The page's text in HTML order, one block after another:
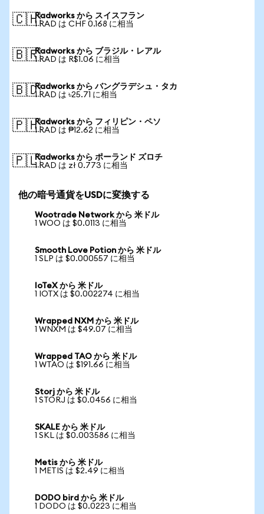
🇨🇭Radworks から スイスフラン
1 RAD は CHF 0.168 に相当
🇧🇷Radworks から ブラジル・レアル
1 RAD は R$1.06 に相当
🇧🇩Radworks から バングラデシュ・タカ
1 RAD は ৳25.71 に相当
🇵🇭Radworks から フィリピン・ペソ
1 RAD は ₱12.62 に相当
🇵🇱Radworks から ポーランド ズロチ
1 RAD は zł 0.773 に相当
他の暗号通貨をUSDに変換する
Wootrade Network から 米ドル
1 WOO は $0.0113 に相当
Smooth Love Potion から 米ドル
1 SLP は $0.000557 に相当
IoTeX から 米ドル
1 IOTX は $0.002274 に相当
Wrapped NXM から 米ドル
1 WNXM は $49.07 に相当
Wrapped TAO から 米ドル
1 WTAO は $191.66 に相当
Storj から 米ドル
1 STORJ は $0.0456 に相当
SKALE から 米ドル
1 SKL は $0.003586 に相当
Metis から 米ドル
1 METIS は $2.49 に相当
DODO bird から 米ドル
1 DODO は $0.0223 に相当